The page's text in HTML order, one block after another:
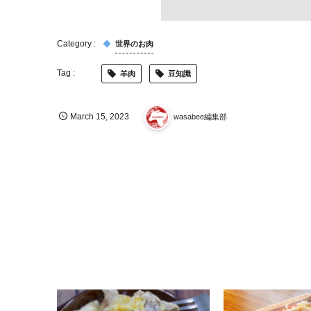
世界のお肉
羊肉 豆知識
March 15,2023 wasabee編集部